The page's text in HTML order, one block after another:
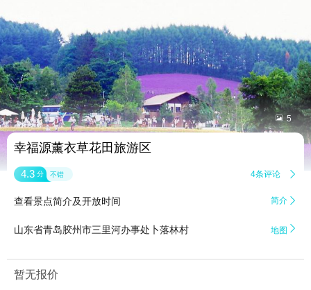
 5
幸福源薰衣草花田旅游区
4.3 分 不错 4条评论 
查看景点简介及开放时间 简介 
山东省青岛胶州市三里河办事处卜落林村 地图 
暂无报价